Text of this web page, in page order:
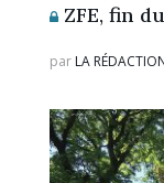
ZFE, fin
par LA